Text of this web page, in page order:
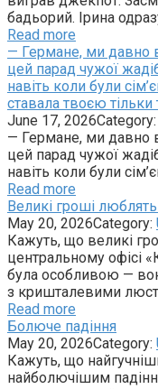
бадьорий. Ірина
Read more
— Германе, ми давно
цей парад чужої
навіть коли були
ставала твоєю
June 17, 2026Category:
— Германе, ми давно
цей парад чужої
навіть коли були
Read more
Великі гроші
May 20, 2026Category:
Кажуть, що великі
центральному офісі
була особливою —
з кришталевими
Read more
Болюче падіння
May 20, 2026Category:
Кажуть, що
найболючішим